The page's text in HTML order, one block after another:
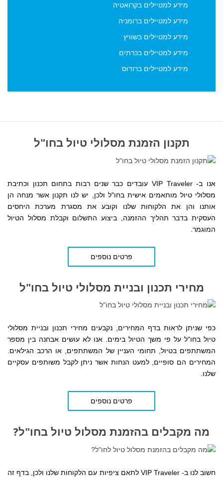
מידע למטיילים בקרואטיה
מידע למטיילים ברומניה
מידע למטיילים בשוויץ
מידע למטיילים בכרתים
מידע למטיילים ברודוס
תקנון הזמנת מסלולי טיול בחו"ל
אנו ב- VIP Traveler עובדים כבר שנים רבות בתחום תכנון וכתיבת
מסלולי טיול מותאמים אישית בחו"ל ולכן, יש לנו תקנון אשר מנחה הן
אותנו והן את הלקוחות שלנו וקובע את מסגרת מערכת היחסים
העסקית בדבר תהליך ההזמנה, ביצוע התשלום וקבלת מסלול הטיול
המוגמר.
פרטים נוספים
מחירי תכנון ובניית מסלולי טיול בחו"ל
כפי שניתן לראות בדף המחירים, נקבעים מחירי תכנון ובניית מסלולי
טיול בחו"ל על פי משך הטיול בימים. אנו לא עושים אבחנה בין מספר
המשתתפים בטיול, תחומי העניין של המשתתפים, או הרכב הגילאים.
המחירים הם סופיים, למעט הנחות אשר ניתן לקבל משותפים עסקיים
שלנו.
פרטים נוספים
מה מקבלים בהזמנת מסלול טיול בחו"ל?
חשוב לנו ב- VIP Traveler לתאם ציפיות עם הלקוחות שלנו ולכן, בדף זה